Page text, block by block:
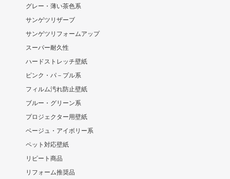
グレー・薄い茶色系
サンゲツリザーブ
サンゲツリフォームアップ
スーパー耐久性
ハードストレッチ壁紙
ピンク・パ－プル系
フィルム汚れ防止壁紙
ブルー・グリーン系
プロジェクター用壁紙
ベージュ・アイボリー系
ペット対応壁紙
リピート商品
リフォーム推奨品